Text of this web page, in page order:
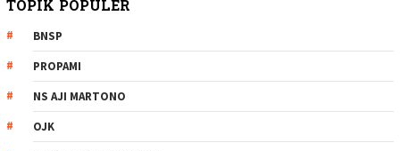
TOPIK POPULER
BNSP
PROPAMI
NS AJI MARTONO
OJK